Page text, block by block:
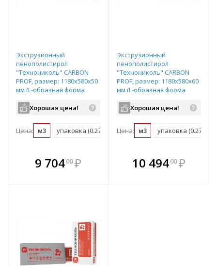
Экструзионный
пенополистирол
"Технониколь" CARBON
PROF, размер: 1180х580х50
мм (L-образная форма
Хорошая цена!
Цена: м3 упаковка (0.274 м3)
9 70400 ₽
В комплекте
всегда выгоднее!
Экструзионный
пенополистирол
"Технониколь" CARBON
PROF, размер: 1180х580х60
мм (L-образная форма
Хорошая цена!
Цена: м3 упаковка (0.274 м3)
В комплекте
всегда выгоднее!
10 49400 ₽